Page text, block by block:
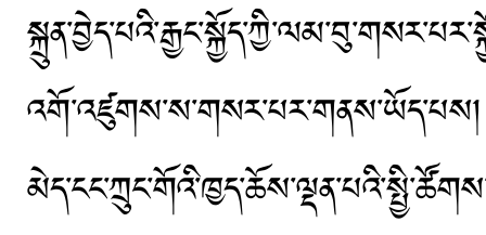
འགོ་འཛུགས་ས་གསར་པར་གནས་ཡོད་པས།